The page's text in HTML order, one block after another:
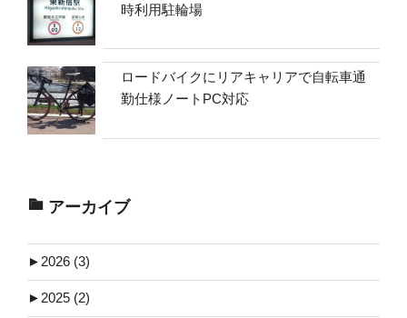
時利用駐輪場
ロードバイクにリアキャリアで自転車通
勤仕様ノートPC対応
アーカイブ
► 2026 (3)
► 2025 (2)